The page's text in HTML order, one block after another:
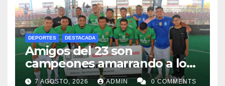
DEPORTES DESTACADA
Amigos del 23 son
campeones amarrando a los
“Perros Bravos”
7 AGOSTO, 2026 ADMIN 0 COMMENTS